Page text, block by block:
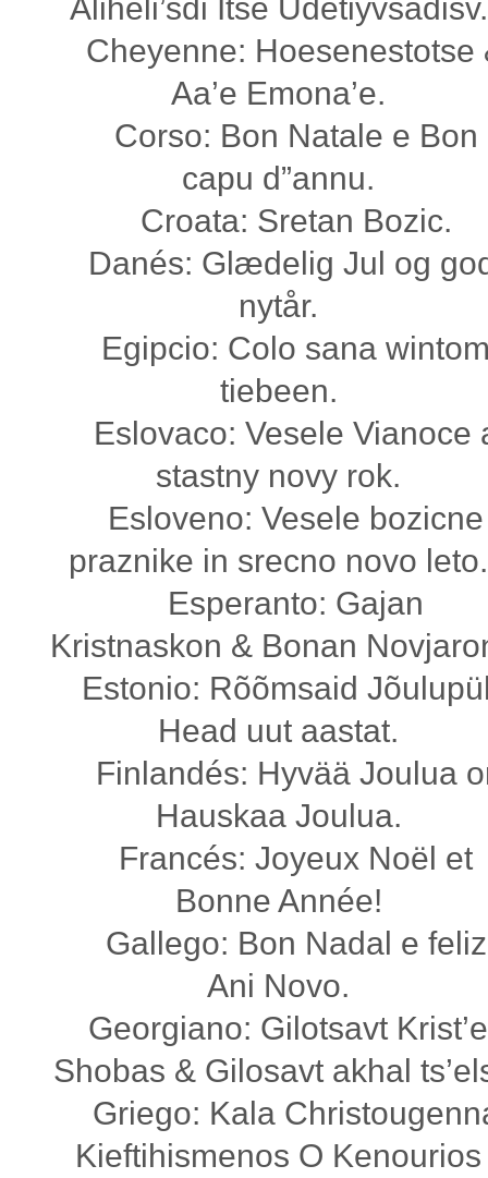
Aliheli’sdi Itse Udetiyvsadisv.
Cheyenne: Hoesenestotse
Aa’e Emona’e.
Corso: Bon Natale e Bon
capu d”annu.
Croata: Sretan Bozic.
Danés: Glædelig Jul og
nytår.
Egipcio: Colo sana
tiebeen.
Eslovaco: Vesele Vianoce
stastny novy rok.
Esloveno: Vesele bozicne
praznike in srecno novo leto.
Esperanto: Gajan
Kristnaskon & Bonan
Estonio: Rõõmsaid
Head uut aastat.
Finlandés: Hyvää Joulua
Hauskaa Joulua.
Francés: Joyeux Noël et
Bonne Année!
Gallego: Bon Nadal e feliz
Ani Novo.
Georgiano: Gilotsavt
Shobas & Gilosavt akhal
Griego: Kala
Kieftihismenos O Kenourios